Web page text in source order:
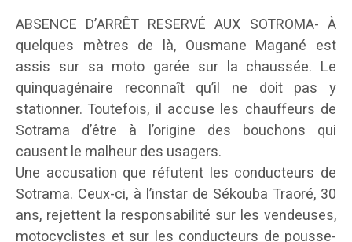
ABSENCE D’ARRÊT RESERVÉ AUX SOTROMA- À
quelques mètres de là, Ousmane Magané est
assis sur sa moto garée sur la chaussée. Le
quinquagénaire reconnaît qu’il ne doit pas y
stationner. Toutefois, il accuse les chauffeurs de
Sotrama d’être à l’origine des bouchons qui
causent le malheur des usagers.
Une accusation que réfutent les conducteurs de
Sotrama. Ceux-ci, à l’instar de Sékouba Traoré, 30
ans, rejettent la responsabilité sur les vendeuses,
motocyclistes et sur les conducteurs de pousse-